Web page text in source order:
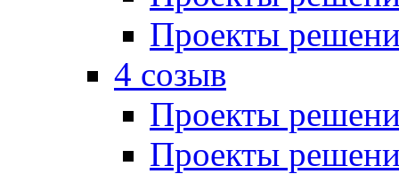
Проекты
4 созыв
Проекты
Проекты